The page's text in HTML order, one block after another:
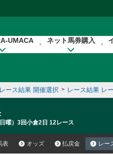
UMACA ネット馬券購入
レース結果 開催選択 > レース結果 レ
曜）3回小倉2日 12レース
表 オッズ 払戻金 レー